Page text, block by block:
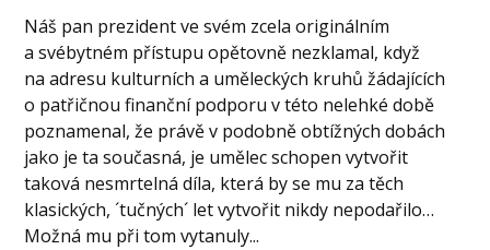
Náš pan prezident ve svém zcela originálním
a svébytném přístupu opětovně nezklamal, když
na adresu kulturních a uměleckých kruhů žádajících
o patřičnou finanční podporu v této nelehké době
poznamenal, že právě v podobně obtížných dobách
jako je ta současná, je umělec schopen vytvořit
taková nesmrtelná díla, která by se mu za těch
klasických, ´tučných´ let vytvořit nikdy nepodařilo…
Možná mu při tom vytanuly...